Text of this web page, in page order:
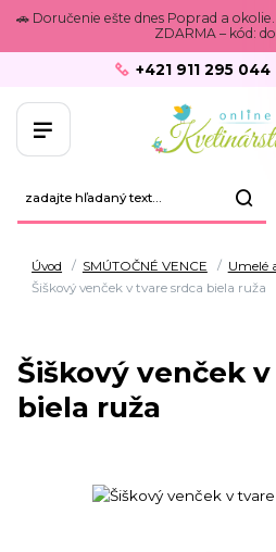
🚗 Doručenie ešte dnes Poprad a
ZDARMA – kód:
+421 911 295 044
Úvod SMÚTOČNÉ VENCE
Umelé
Šiškový venček v tvare srdca biela ruža
Šiškový venček
biela ruža